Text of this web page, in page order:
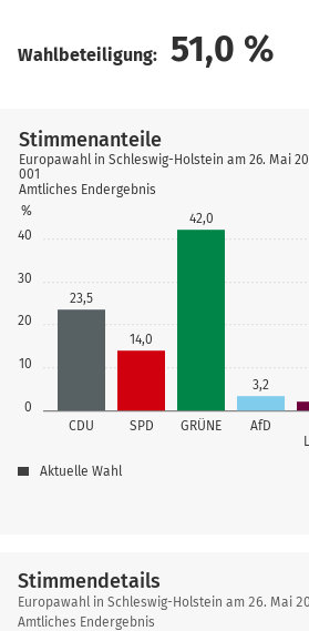
Wahlbeteiligung: 51,0 %
0
10
20
30
40
%
CDU SPD GRÜNE AfD
23,5
14,0
42,0
3,2
Stimmenanteile
Europawahl in Schleswig-Holstein am 26. Mai
001
Amtliches Endergebnis
Aktuelle Wahl
Stimmendetails
Stimmendetails
Europawahl in Schleswig-Holstein am 26. Mai
Amtliches Endergebnis